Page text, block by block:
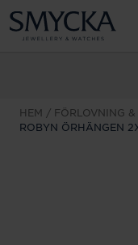
HEM FÖRLOVNING &
ROBYN ÖRHÄNGEN